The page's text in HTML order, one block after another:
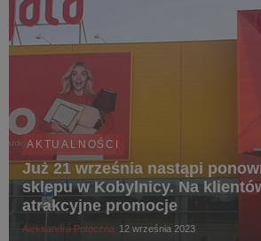
AKTUALNOŚCI
Już 21 września nastąpi
sklepu w Kobylnicy. Na
atrakcyjne promocje
Aleksandra Potoczna 12 września 2023